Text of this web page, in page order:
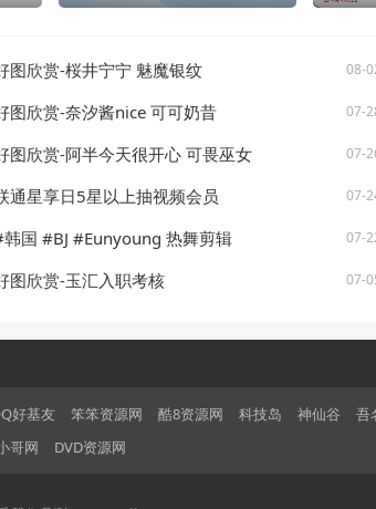
图欣赏-桜井宁宁 魅魔银纹 08-
图欣赏-奈汐酱nice 可可奶昔 07-
图欣赏-阿半今天很开心 可畏巫女 07-
通星享日5星以上抽视频会员 07-
国 #BJ #Eunyoung 热舞剪辑 07-
图欣赏-玉汇入职考核 07-
好基友 笨笨资源网 酷8资源网 科技岛 神仙谷 吾
哥网 DVD资源网